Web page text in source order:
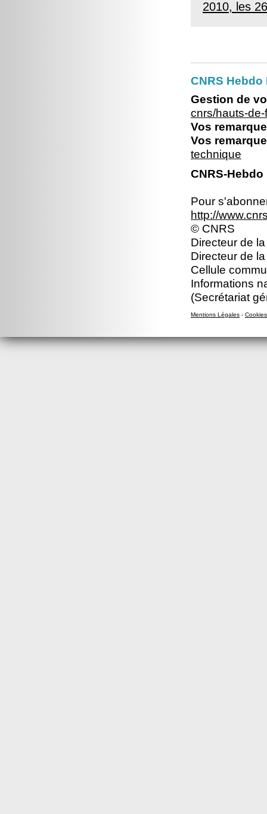
2010, les
CNRS
Gestion de
cnrs/hauts-
Vos
Vos
technique
CNRS-
Pour
http://
© CNRS
Directeur de
Directeur de
Cellule
Informations
(Secrétariat
Mentions Légales - Cookies